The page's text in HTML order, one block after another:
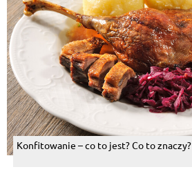
Konfitowanie – co to jest? Co to znaczy?